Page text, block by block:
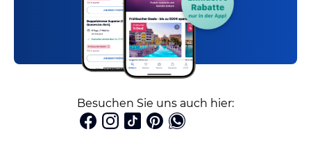
Besuchen Sie uns auch hier: